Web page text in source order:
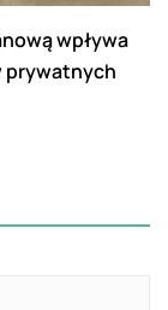
wpływa
prywatnych